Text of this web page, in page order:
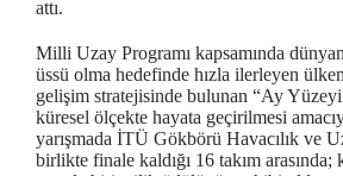
attı.
Milli Uzay Programı kapsamında
üssü olma hedefinde hızla ilerleyen
gelişim stratejisinde bulunan “Ay
küresel ölçekte hayata geçirilmesi
yarışmada İTÜ Gökbörü Havacılık ve
birlikte finale kaldığı 16 takım arasında;